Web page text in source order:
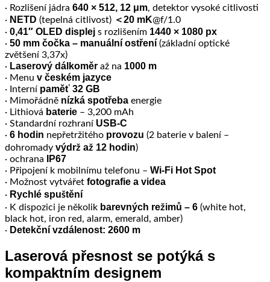
· Rozlišení jádra 640 × 512, 12 μm, detektor vysoké citlivosti
· NETD (tepelná citlivost) ＜20 mK@f/1.0
· 0,41″ OLED displej s rozlišením 1440 × 1080 px
· 50 mm čočka – manuální ostření (základní optické
zvětšení 3,37x)
· Laserový dálkoměr až na 1000 m
· Menu v českém jazyce
· Interní paměť 32 GB
· Mimořádně nízká spotřeba energie
· Lithiová baterie – 3,200 mAh
· Standardní rozhraní USB-C
· 6 hodin nepřetržitého provozu (2 baterie v balení –
dohromady výdrž až 12 hodin)
· ochrana
IP67
· Připojení k mobilnímu telefonu – Wi-Fi Hot Spot
· Možnost vytvářet fotografie a videa
· Rychlé spuštění
· K dispozici je několik barevných režimů – 6 (white hot,
black hot, iron red, alarm, emerald, amber)
· Detekční vzdálenost: 2600 m
Laserová přesnost se potýká s
kompaktním designem